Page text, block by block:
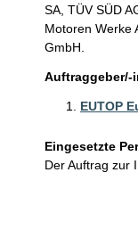
SA, TÜV SÜD
Motoren Werke
GmbH.
Auftraggeber/-
EUTOP
Eingesetzte
Der Auftrag zur